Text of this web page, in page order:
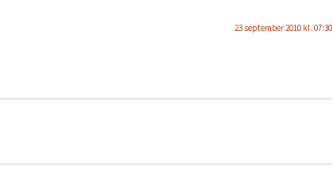
23 september 2010 kl. 07:30